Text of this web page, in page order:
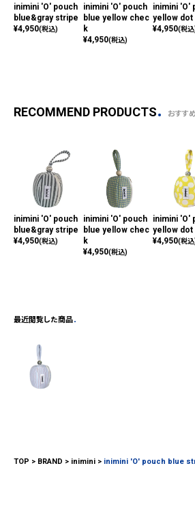
inimini 'O' pouch
blue&gray stripe
¥4,950(税込)
inimini 'O' pouch
blue yellow chec
k
¥4,950(税込)
inimini 'O'
yellow dot
¥4,950(税込
RECOMMEND PRODUCTS おすす
inimini 'O' pouch
blue&gray stripe
¥4,950(税込)
inimini 'O' pouch
blue yellow chec
k
¥4,950(税込)
inimini 'O'
yellow dot
¥4,950(税込
最近閲覧した商品
TOP BRAND inimini inimini 'O' pouch blue